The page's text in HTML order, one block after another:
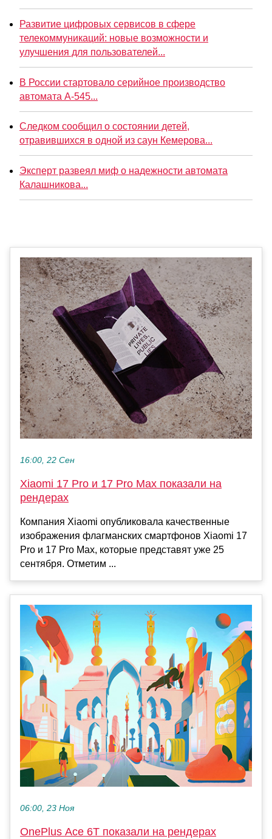
Развитие цифровых сервисов в сфере
телекоммуникаций: новые возможности и
улучшения для пользователей...
В России стартовало серийное производство
автомата А-545...
Следком сообщил о состоянии детей,
отравившихся в одной из саун Кемерова...
Эксперт развеял миф о надежности автомата
Калашникова...
16:00, 22 Сен
Xiaomi 17 Pro и 17 Pro Max показали на
рендерах
Компания Xiaomi опубликовала качественные
изображения флагманских смартфонов Xiaomi 17
Pro и 17 Pro Max, которые представят уже 25
сентября. Отметим ...
06:00, 23 Ноя
OnePlus Ace 6T показали на рендерах